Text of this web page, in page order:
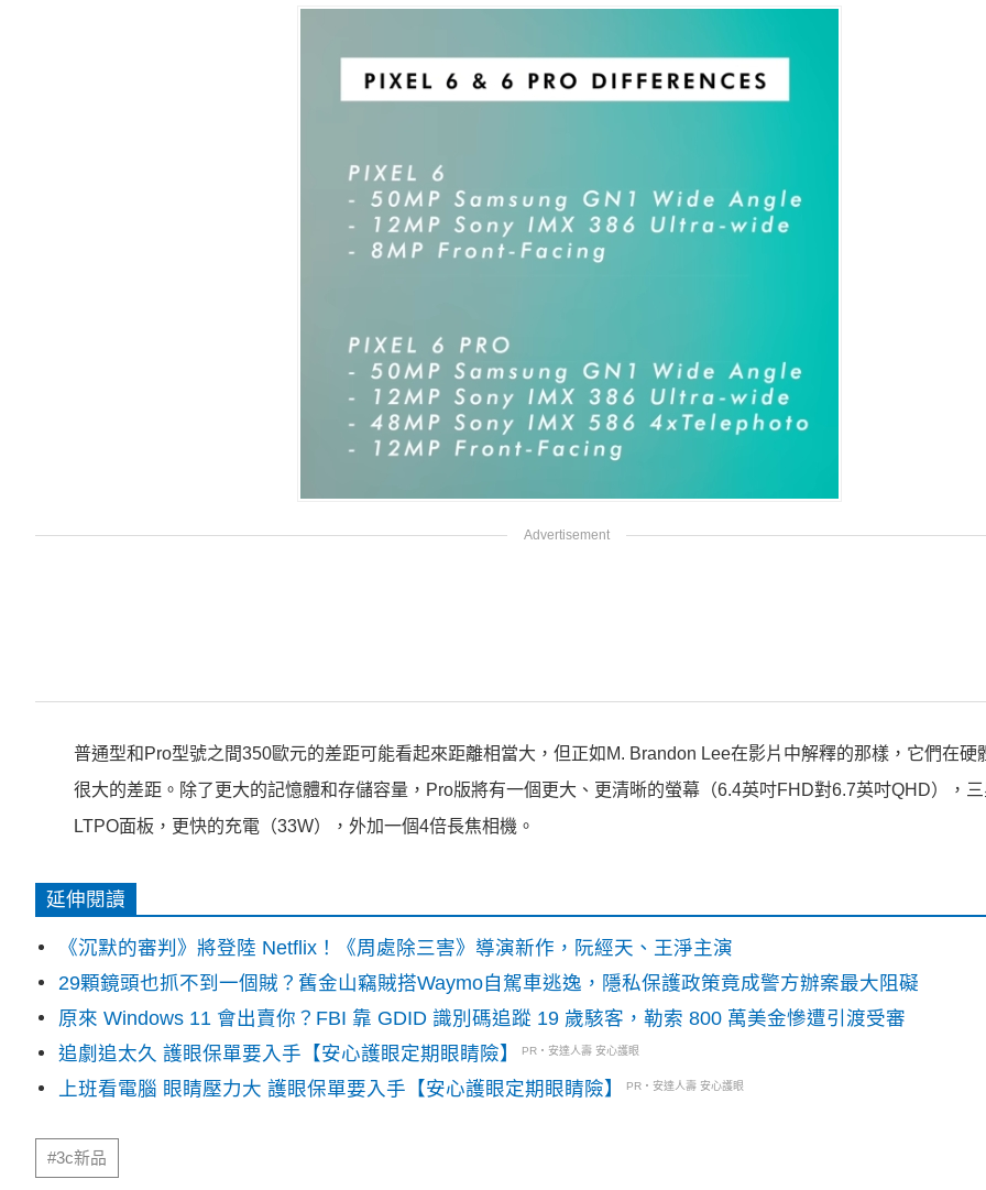
普通型和Pro型號之間350歐元的差距可能看起來距離相當大，但正如M. Brandon Lee在影片中解釋的那樣，它們在硬
很大的差距。除了更大的記憶體和存儲容量，Pro版將有一個更大、更清晰的螢幕（6.4英吋FHD對6.7英吋QHD），
LTPO面板，更快的充電（33W），外加一個4倍長焦相機。
延伸閱讀
《沉默的審判》將登陸 Netflix！《周處除三害》導演新作，阮經天、王淨主演
29顆鏡頭也抓不到一個賊？舊金山竊賊搭Waymo自駕車逃逸，隱私保護政策竟成警方辦案最大阻礙
原來 Windows 11 會出賣你？FBI 靠 GDID 識別碼追蹤 19 歲駭客，勒索 800 萬美金慘遭引渡受審
追劇追太久 護眼保單要入手【安心護眼定期眼睛險】
PR・安達人壽 安心護眼
上班看電腦 眼睛壓力大 護眼保單要入手【安心護眼定期眼睛險】 PR・安達人壽 安心護眼
#3c新品